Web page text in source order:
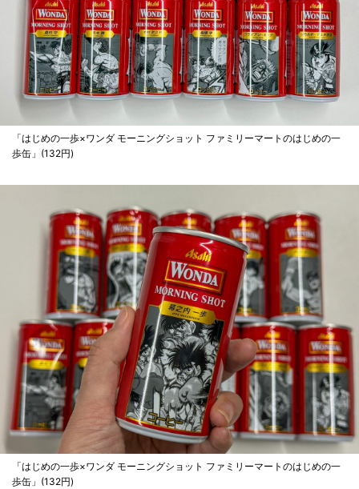
「はじめの一歩×ワンダ モーニングショット ファミリーマートのはじめの一
歩缶」(132円)
「はじめの一歩×ワンダ モーニングショット ファミリーマートのはじめの一
歩缶」(132円)